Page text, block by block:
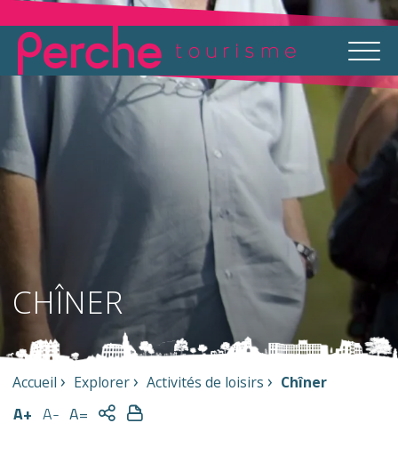
CHÎNER
Accueil Explorer Activités de loisirs Chîner
A+ A- A=